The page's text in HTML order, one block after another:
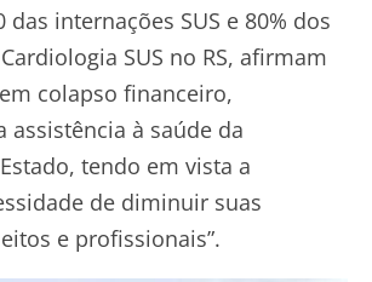
internações SUS e 80% dos
SUS no RS, afirmam
colapso financeiro,
assistência à saúde da
tendo em vista a
de diminuir suas
e profissionais”.